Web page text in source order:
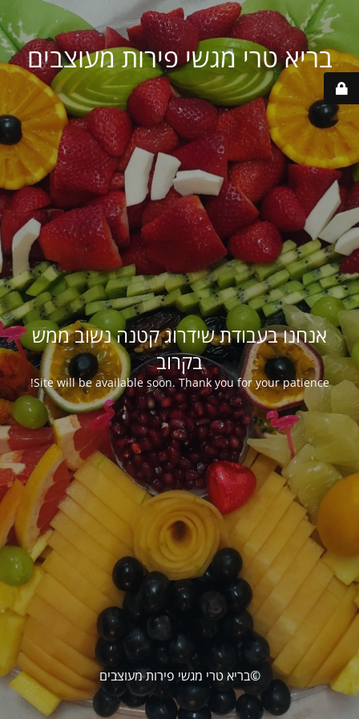
בריא טרי מגשי פירות מעוצבים
אנחנו בעבודת שידרוג קטנה נשוב ממש
בקרוב
Site will be available soon. Thank you for your patience!
©בריא טרי מגשי פירות מעוצבים